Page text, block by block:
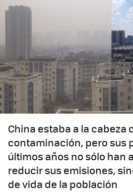
China estaba a la cabeza
contaminación, pero sus
últimos años no sólo han
reducir sus emisiones,
de vida de la población